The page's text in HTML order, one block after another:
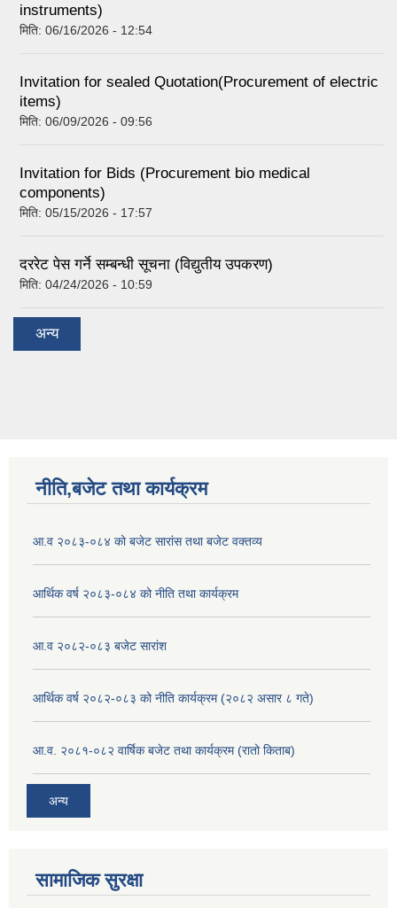
instruments)
मिति: 06/16/2026 - 12:54
Invitation for sealed Quotation(Procurement of electric
items)
मिति: 06/09/2026 - 09:56
Invitation for Bids (Procurement bio medical
components)
मिति: 05/15/2026 - 17:57
दररेट पेस गर्ने सम्बन्धी सूचना (विद्युतीय उपकरण)
मिति: 04/24/2026 - 10:59
अन्य
नीति,बजेट तथा कार्यक्रम
आ.व २०८३-०८४ को बजेट सारांस तथा बजेट वक्तव्य
आर्थिक वर्ष २०८३-०८४ को नीति तथा कार्यक्रम
आ.व २०८२-०८३ बजेट सारांश
आर्थिक वर्ष २०८२-०८३ को नीति कार्यक्रम (२०८२ असार ८ गते)
आ.व. २०८१-०८२ वार्षिक बजेट तथा कार्यक्रम (रातो किताब)
अन्य
सामाजिक सुरक्षा